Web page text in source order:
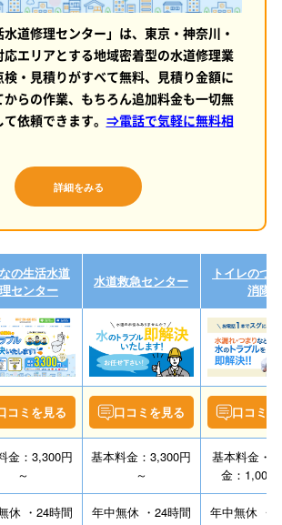
水道修理センター」は、東京・神奈川・
エリアとする地域密着型の水道修理業
・見積りがすべて無料、見積り金額に
らの作業、もちろん追加料金も一切無
依頼できます。 ⇒電話で気軽に無料相
詳細をみる
の生活水道
センター
水道救急センター
トイレのつ
消隊
コミを見る 口コミを見る 口コミ
金：3,300円
～
基本料金：3,300円
～
基本料金・
金：1,000
休 ・24時間 年中無休 ・24時間 年中無休 ・